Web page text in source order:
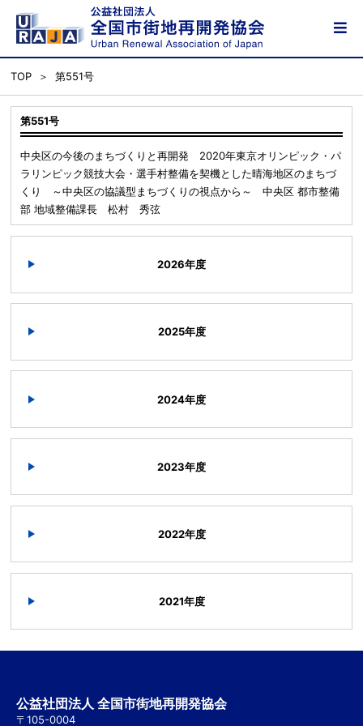
TOP 第551号
第551号
中央区の今後のまちづくりと再開発 2020年東京オリンピック・パ
ラリンピック競技大会・選手村整備を契機とした晴海地区のまちづ
くり ～中央区の協議型まちづくりの視点から～ 中央区 都市整備
部 地域整備課長 松村 秀弦
2026年度
2025年度
2024年度
2023年度
2022年度
2021年度
公益社団法人 全国市街地再開発協会
〒105-0004